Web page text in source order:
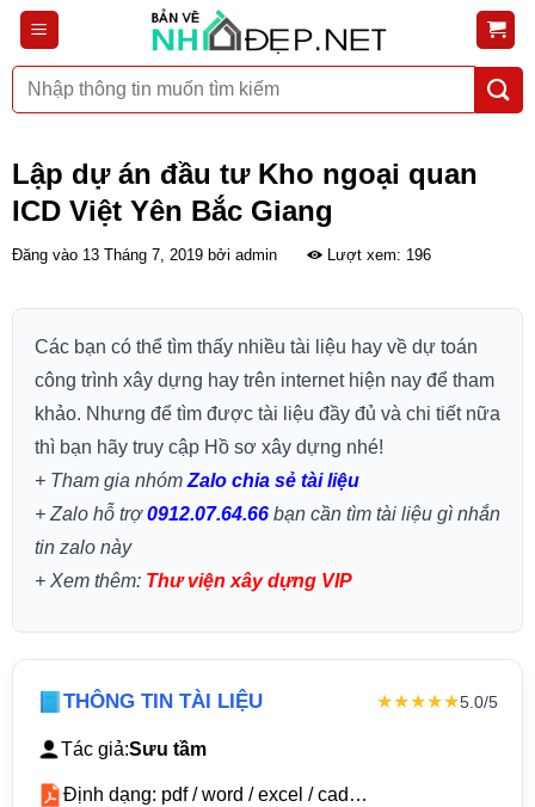
Bỏ
qua
nộiTìm
kiếm:
Lập dự án đầu tư Kho ngoại quan
ICD Việt Yên Bắc Giang
Đăng vào 13 Tháng 7, 2019 bởi admin Lượt xem: 196
Các bạn có thể tìm thấy nhiều tài liệu hay về dự toán
công trình xây dựng hay trên internet hiện nay để tham
khảo. Nhưng để tìm được tài liệu đầy đủ và chi tiết nữa
thì bạn hãy truy cập Hồ sơ xây dựng nhé!
+ Tham gia nhóm Zalo chia sẻ tài liệu
+ Zalo hỗ trợ0912.07.64.66bạn cần tìm tài liệu gì nhắn
tin zalo này
+ Xem thêm: Thư viện xây dựng VIP
THÔNG TIN TÀI LIỆU ★★★★★5.0/5
Tác giả:Sưu tầm
Định dạng: pdf / word / excel / cad…